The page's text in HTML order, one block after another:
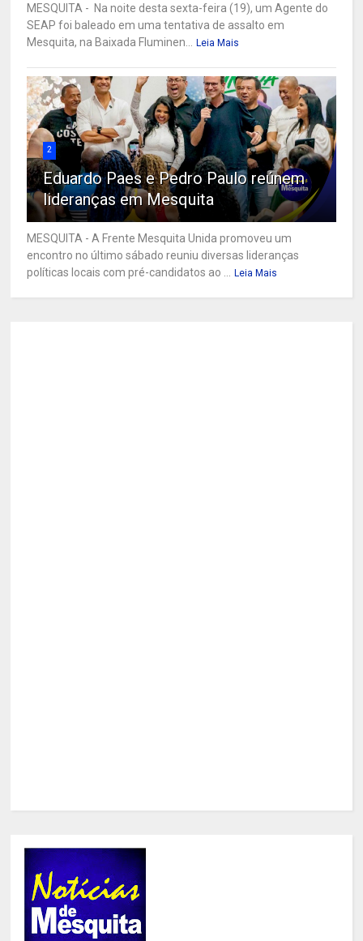
MESQUITA - Na noite desta sexta-feira (19), um Agente do
SEAP foi baleado em uma tentativa de assalto em
Mesquita, na Baixada Fluminen...
Leia Mais
2
Eduardo Paes e Pedro Paulo reúnem
lideranças em Mesquita
MESQUITA - A Frente Mesquita Unida promoveu um
encontro no último sábado reuniu diversas lideranças
políticas locais com pré-candidatos ao ...
Leia Mais